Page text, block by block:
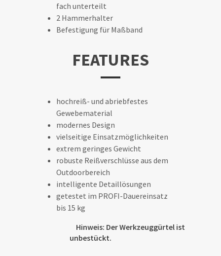
fach unterteilt
2 Hammerhalter
Befestigung für Maßband
FEATURES
hochreiß- und abriebfestes
Gewebematerial
modernes Design
vielseitige Einsatzmöglichkeiten
extrem geringes Gewicht
robuste Reißverschlüsse aus dem
Outdoorbereich
intelligente Detaillösungen
getestet im PROFI-Dauereinsatz
bis 15 kg
Hinweis: Der Werkzeuggürtel ist
unbestückt.